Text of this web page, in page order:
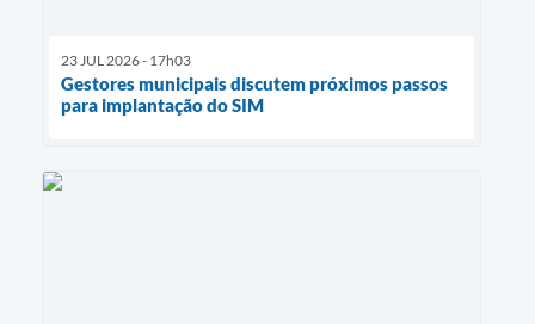
23 JUL 2026 - 17h03
Gestores municipais discutem próximos passos
para implantação do SIM